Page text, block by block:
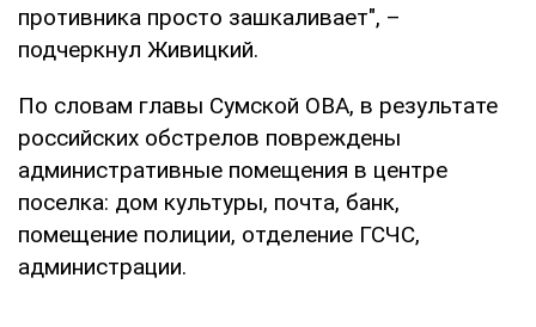
противника просто зашкаливает", –
подчеркнул Живицкий.
По словам главы Сумской ОВА, в результате
российских обстрелов повреждены
административные помещения в центре
поселка: дом культуры, почта, банк,
помещение полиции, отделение ГСЧС,
администрации.